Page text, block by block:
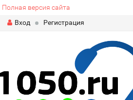
Полная версия сайта
Вход
Регистрация